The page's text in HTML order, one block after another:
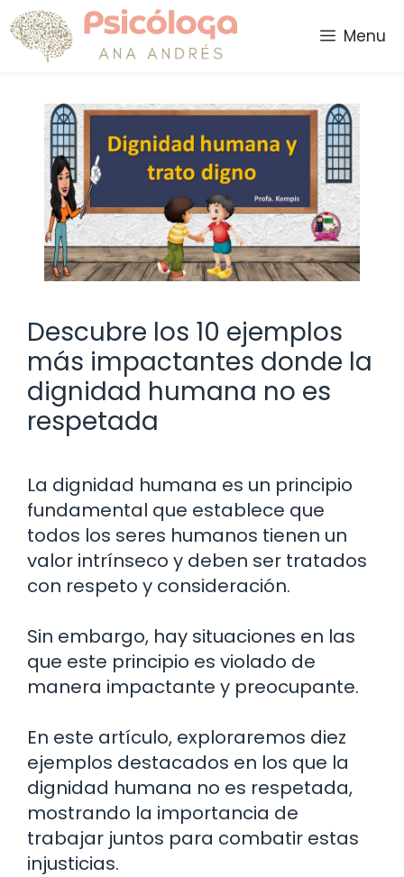
Saltar
al
contenido
Menu
Descubre los 10 ejemplos
más impactantes donde la
dignidad humana no es
respetada
La dignidad humana es un principio
fundamental que establece que
todos los seres humanos tienen un
valor intrínseco y deben ser tratados
con respeto y consideración.
Sin embargo, hay situaciones en las
que este principio es violado de
manera impactante y preocupante.
En este artículo, exploraremos diez
ejemplos destacados en los que la
dignidad humana no es respetada,
mostrando la importancia de
trabajar juntos para combatir estas
injusticias.